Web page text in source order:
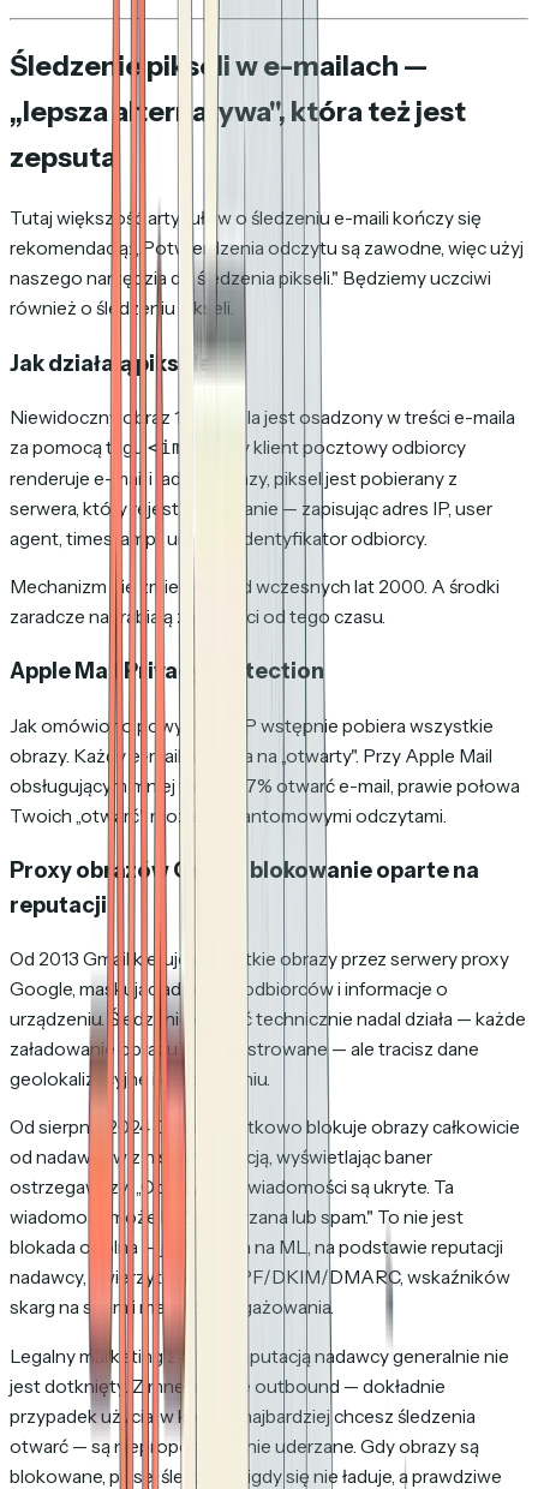
Śledzenie pikseli w e-mailach —
„lepsza alternatywa", która też jest
zepsuta
Tutaj większość artykułów o śledzeniu e-maili kończy się
rekomendacją: „Potwierdzenia odczytu są zawodne, więc użyj
naszego narzędzia do śledzenia pikseli." Będziemy uczciwi
również o śledzeniu pikseli.
Jak działają piksele
Niewidoczny obraz 1x1 piksela jest osadzony w treści e-maila
za pomocą tagu <img>
. Gdy klient pocztowy odbiorcy
renderuje e-mail i ładuje obrazy, piksel jest pobierany z
serwera, który rejestruje żądanie — zapisując adres IP, user
agent, timestamp i unikalny identyfikator odbiorcy.
Mechanizm nie zmienił się od wczesnych lat 2000. A środki
zaradcze nadrabiają zaległości od tego czasu.
Apple Mail Privacy Protection
Jak omówiono powyżej, MPP wstępnie pobiera wszystkie
obrazy. Każdy e-mail wygląda na „otwarty". Przy Apple Mail
obsługującym mniej więcej 47% otwarć e-mail, prawie połowa
Twoich „otwarć" może być fantomowymi odczytami.
Proxy obrazów Gmail i blokowanie oparte na
reputacji
Od 2013 Gmail kieruje wszystkie obrazy przez serwery proxy
Google, maskując adresy IP odbiorców i informacje o
urządzeniu. Śledzenie otwarć technicznie nadal działa — każde
załadowanie obrazu jest rejestrowane — ale tracisz dane
geolokalizacyjne i o urządzeniu.
Od sierpnia 2024 Gmail dodatkowo blokuje obrazy całkowicie
od nadawców z niską reputacją, wyświetlając baner
ostrzegawczy: „Obrazy w tej wiadomości są ukryte. Ta
wiadomość może być podejrzana lub spam." To nie jest
blokada ogólna — jest oparta na ML, na podstawie reputacji
nadawcy, uwierzytelniania SPF/DKIM/DMARC, wskaźników
skarg na spam i metryk zaangażowania.
Legalny marketing z dobrą reputacją nadawcy generalnie nie
jest dotknięty. Zimne e-maile outbound — dokładnie
przypadek użycia, w którym najbardziej chcesz śledzenia
otwarć — są nieproporcjonalnie uderzane. Gdy obrazy są
blokowane, piksel śledzący nigdy się nie ładuje, a prawdziwe